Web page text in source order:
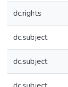
dc.rights
dc.subject
dc.subject